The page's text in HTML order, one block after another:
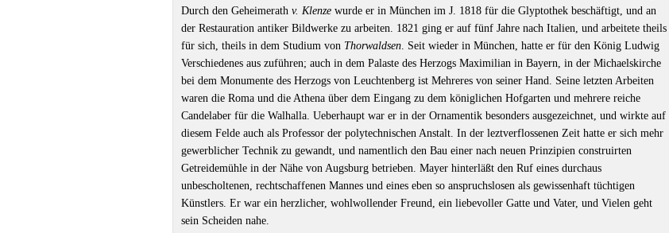
Durch den Geheimerath v. Klenze wurde er in München im J. 1818 für die Glyptothek beschäftigt, und an
der Restauration antiker Bildwerke zu arbeiten. 1821 ging er auf fünf Jahre nach Italien, und arbeitete theils
für sich, theils in dem Studium von Thorwaldsen. Seit wieder in München, hatte er für den König Ludwig
Verschiedenes aus zuführen; auch in dem Palaste des Herzogs Maximilian in Bayern, in der Michaelskirche
bei dem Monumente des Herzogs von Leuchtenberg ist Mehreres von seiner Hand. Seine letzten Arbeiten
waren die Roma und die Athena über dem Eingang zu dem königlichen Hofgarten und mehrere reiche
Candelaber für die Walhalla. Ueberhaupt war er in der Ornamentik besonders ausgezeichnet, und wirkte auf
diesem Felde auch als Professor der polytechnischen Anstalt. In der leztverflossenen Zeit hatte er sich mehr
gewerblicher Technik zu gewandt, und namentlich den Bau einer nach neuen Prinzipien construirten
Getreidemühle in der Nähe von Augsburg betrieben. Mayer hinterläßt den Ruf eines durchaus
unbescholtenen, rechtschaffenen Mannes und eines eben so anspruchslosen als gewissenhaft tüchtigen
Künstlers. Er war ein herzlicher, wohlwollender Freund, ein liebevoller Gatte und Vater, und Vielen geht
sein Scheiden nahe.